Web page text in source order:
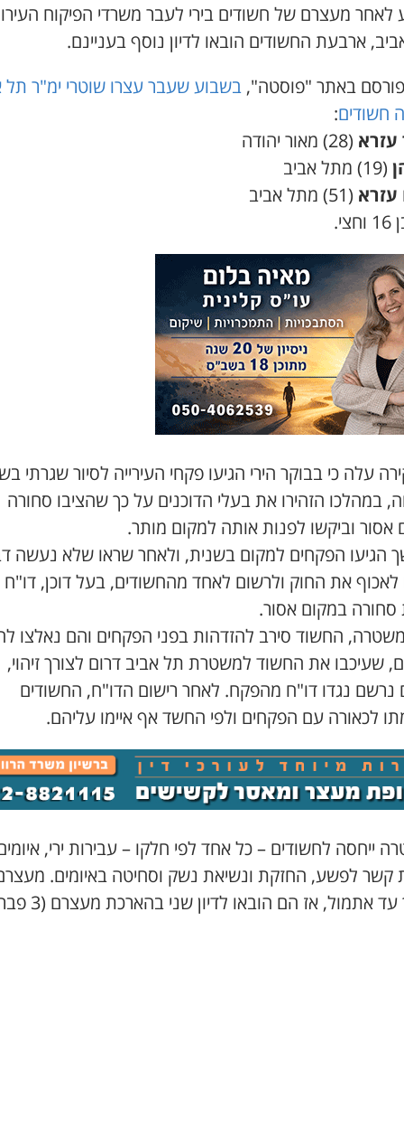
לאחר מעצרם של חשודים בירי לעבר משרדי הפיקוח
ארבעת החשודים הובאו לדיון נוסף בעניינם.
באתר "פוסטה",בשבוע שעבר עצרו שוטרי ימ"ר תל
חשודים:
עזרא (28) מאור יהודה
(19) מתל אביב
עזרא (51) מתל אביב
עלה כי בבוקר הירי הגיעו פקחי העירייה לסיור שגרתי
במהלכו הזהירו את בעלי הדוכנים על כך שהציבו סחורה
אסור וביקשו לפנות אותה למקום מותר.
הגיעו הפקחים למקום בשנית, ולאחר שראו שלא נעשה
לאכוף את החוק ולרשום לאחד מהחשודים, בעל דוכן,
במקום אסור.
החשוד סירב להזדהות בפני הפקחים והם נאלצו
שעיכבו את החשוד למשטרת תל אביב דרום לצורך זיהוי,
נרשם נגדו דו"ח מהפקח. לאחר רישום הדו"ח, החשודים
לכאורה עם הפקחים ולפי החשד אף איימו עליהם.
ייחסה לחשודים – כל אחד לפי חלקו – עבירות ירי,
קשר לפשע, החזקת ונשיאת נשק וסחיטה באיומים.
אתמול, אז הם הובאו לדיון שני בהארכת מעצרם (3 פברואר).